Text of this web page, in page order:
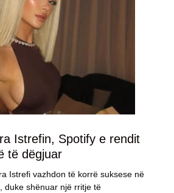
Istrefin, Spotify e rendit
të dëgjuar
Istrefi vazhdon të korrë suksese në
duke shënuar një rritje të